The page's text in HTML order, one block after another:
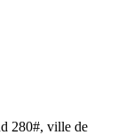
280#, ville de